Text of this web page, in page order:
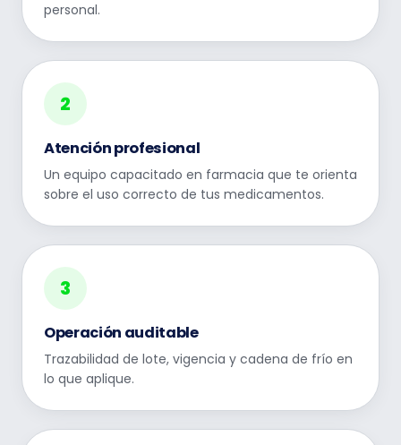
personal.
2
Atención profesional
Un equipo capacitado en farmacia que te orienta
sobre el uso correcto de tus medicamentos.
3
Operación auditable
Trazabilidad de lote, vigencia y cadena de frío en
lo que aplique.